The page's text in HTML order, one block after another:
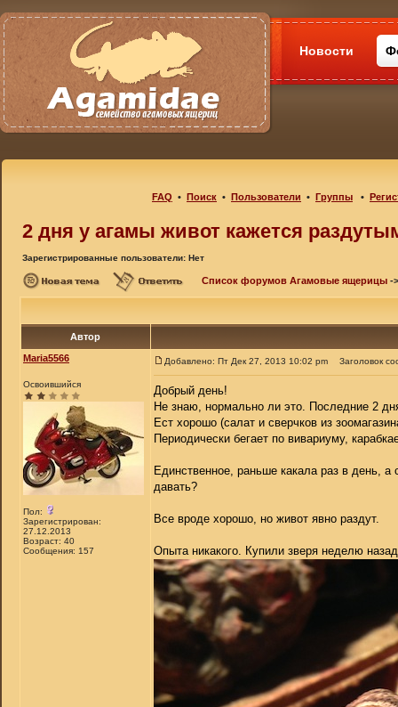
Новости
FAQ • Поиск • Пользователи • Группы •
2 дня у агамы живот кажется
Зарегистрированные пользователи: Нет
Список форумов Агамовые ящерицы -
Автор
Maria5566
Освоившийся
Пол:
Зарегистрирован:
27.12.2013
Возраст: 40
Сообщения: 157
Добавлено: Пт Дек 27, 2013 10:02 pm Заголовок
Добрый день!
Не знаю, нормально ли это. Последние 2
Ест хорошо (салат и сверчков из
Периодически бегает по вивариуму,
Единственное, раньше какала раз в день,
давать?
Все вроде хорошо, но живот явно раздут.
Опыта никакого. Купили зверя неделю